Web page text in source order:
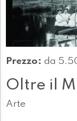
Prezzo: da
Oltre il
Arte